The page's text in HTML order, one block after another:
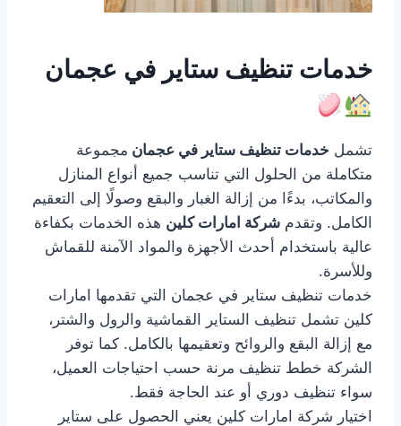
خدمات تنظيف ستاير في عجمان
تشمل خدمات تنظيف ستاير في عجمان مجموعة
متكاملة من الحلول التي تناسب جميع أنواع المنازل
والمكاتب، بدءًا من إزالة الغبار والبقع وصولًا إلى التعقيم
الكامل. وتقدم شركة امارات كلين هذه الخدمات بكفاءة
عالية باستخدام أحدث الأجهزة والمواد الآمنة للقماش
وللأسرة.
خدمات تنظيف ستاير في عجمان التي تقدمها امارات
كلين تشمل تنظيف الستاير القماشية والرول والشتر،
مع إزالة البقع والروائح وتعقيمها بالكامل. كما توفر
الشركة خطط تنظيف مرنة حسب احتياجات العميل،
سواء تنظيف دوري أو عند الحاجة فقط.
اختيار شركة امارات كلين يعني الحصول على ستاير